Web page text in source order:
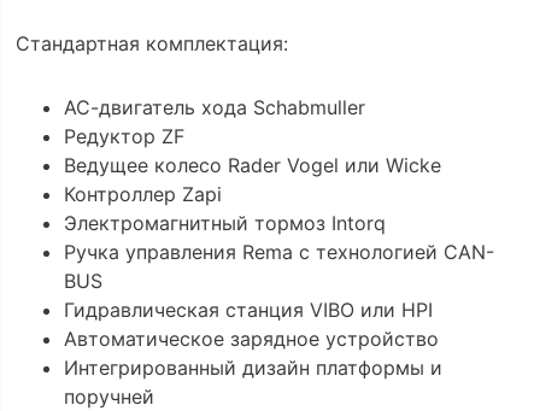
Стандартная комплектация:
АС-двигатель хода Schabmuller
Редуктор ZF
Ведущее колесо Rader Vogel или Wicke
Контроллер Zapi
Электромагнитный тормоз Intorq
Ручка управления Rema с технологией CAN-
BUS
Гидравлическая станция VIBO или HPI
Автоматическое зарядное устройство
Интегрированный дизайн платформы и
поручней